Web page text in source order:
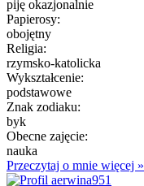
piję okazjonalnie
Papierosy:
obojętny
Religia:
rzymsko-katolicka
Wykształcenie:
podstawowe
Znak zodiaku:
byk
Obecne zajęcie:
nauka
Przeczytaj o mnie więcej »